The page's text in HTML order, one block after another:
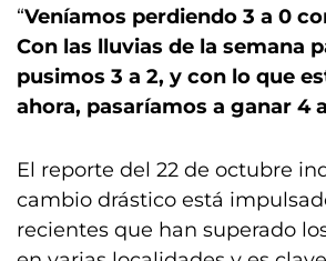
“Veníamos perdiendo 3 a 0
Con las lluvias de la semana
pusimos 3 a 2, y con lo que
ahora, pasaríamos a ganar 4
El reporte del 22 de octubre
cambio drástico está
recientes que han superado